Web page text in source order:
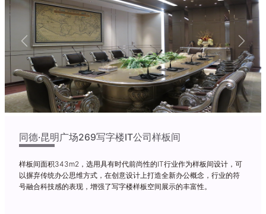
Previous Next
同德·昆明广场269写字楼IT公司样板间
样板间面积343m2，选用具有时代前尚性的IT行业作为样板间设计，可
以摒弃传统办公思维方式，在创意设计上打造全新办公概念，行业的符
号融合科技感的表现，增强了写字楼样板空间展示的丰富性。